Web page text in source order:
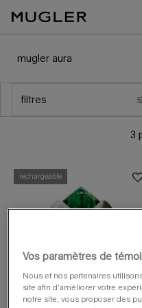
mugler aura
filtres
menu de filtres
3
rechargeable
Vos paramètres de
Nous et nos partenaires
site afin d’améliorer votre
notre site, vous proposer des